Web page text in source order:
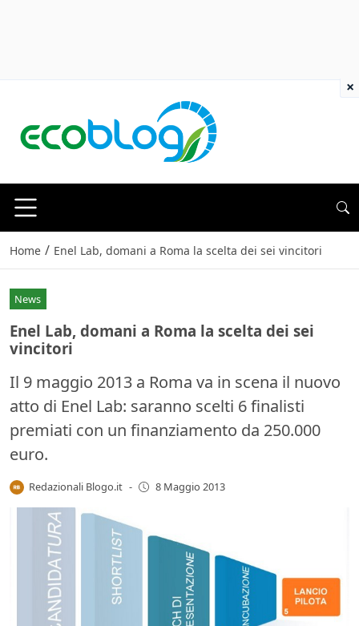
Home / Enel Lab, domani a Roma la scelta dei sei vincitori
News
Enel Lab, domani a Roma la scelta dei sei
vincitori
Il 9 maggio 2013 a Roma va in scena il nuovo
atto di Enel Lab: saranno scelti 6 finalisti
premiati con un finanziamento da 250.000
euro.
Redazionali Blogo.it - 8 Maggio 2013
×